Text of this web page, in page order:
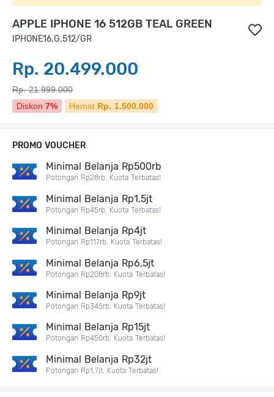
APPLE IPHONE 16 512GB TEAL GREEN
IPHONE16.G.512/GR
Rp. 20.499.000
Rp. 21.999.000
Diskon 7% Hemat Rp. 1.500.000
PROMO VOUCHER
Minimal Belanja Rp500rb
Potongan Rp28rb. Kuota Terbatas!
Minimal Belanja Rp1,5jt
Potongan Rp45rb. Kuota Terbatas!
Minimal Belanja Rp4jt
Potongan Rp117rb. Kuota Terbatas!
Minimal Belanja Rp6,5jt
Potongan Rp208rb. Kuota Terbatas!
Minimal Belanja Rp9jt
Potongan Rp345rb. Kuota Terbatas!
Minimal Belanja Rp15jt
Potongan Rp450rb. Kuota Terbatas!
Minimal Belanja Rp32jt
Potongan Rp1,7jt. Kuota Terbatas!